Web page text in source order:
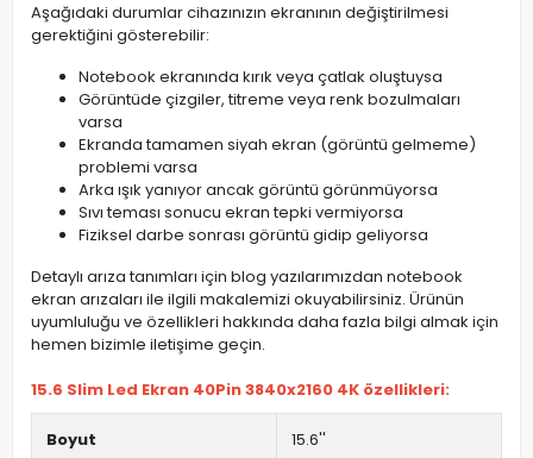
Aşağıdaki durumlar cihazınızın ekranının değiştirilmesi
gerektiğini gösterebilir:
Notebook ekranında kırık veya çatlak oluştuysa
Görüntüde çizgiler, titreme veya renk bozulmaları
varsa
Ekranda tamamen siyah ekran (görüntü gelmeme)
problemi varsa
Arka ışık yanıyor ancak görüntü görünmüyorsa
Sıvı teması sonucu ekran tepki vermiyorsa
Fiziksel darbe sonrası görüntü gidip geliyorsa
Detaylı arıza tanımları için blog yazılarımızdan notebook
ekran arızaları ile ilgili makalemizi okuyabilirsiniz. Ürünün
uyumluluğu ve özellikleri hakkında daha fazla bilgi almak için
hemen bizimle iletişime geçin.
15.6 Slim Led Ekran 40Pin 3840x2160 4K özellikleri:
Boyut 15.6''